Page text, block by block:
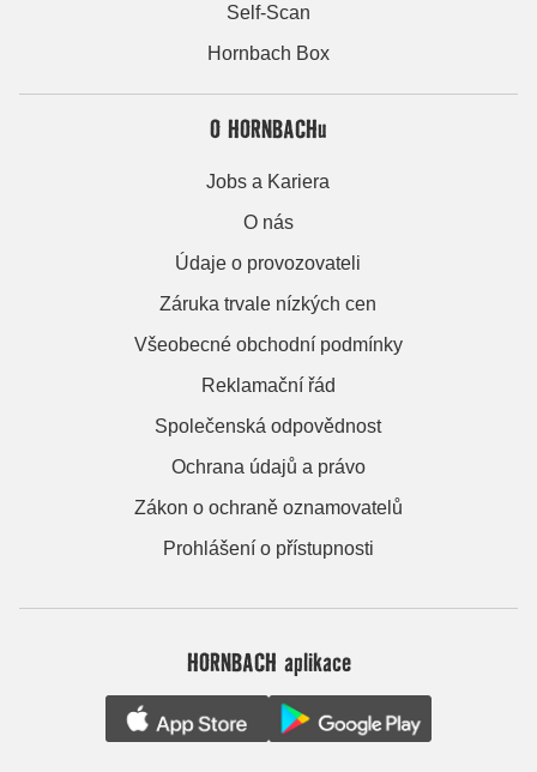
Self-Scan
Hornbach Box
O HORNBACHu
Jobs a Kariera
O nás
Údaje o provozovateli
Záruka trvale nízkých cen
Všeobecné obchodní podmínky
Reklamační řád
Společenská odpovědnost
Ochrana údajů a právo
Zákon o ochraně oznamovatelů
Prohlášení o přístupnosti
HORNBACH aplikace